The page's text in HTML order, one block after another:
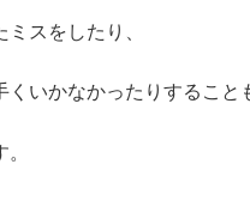
スをしたり、
くいかなかったりすること